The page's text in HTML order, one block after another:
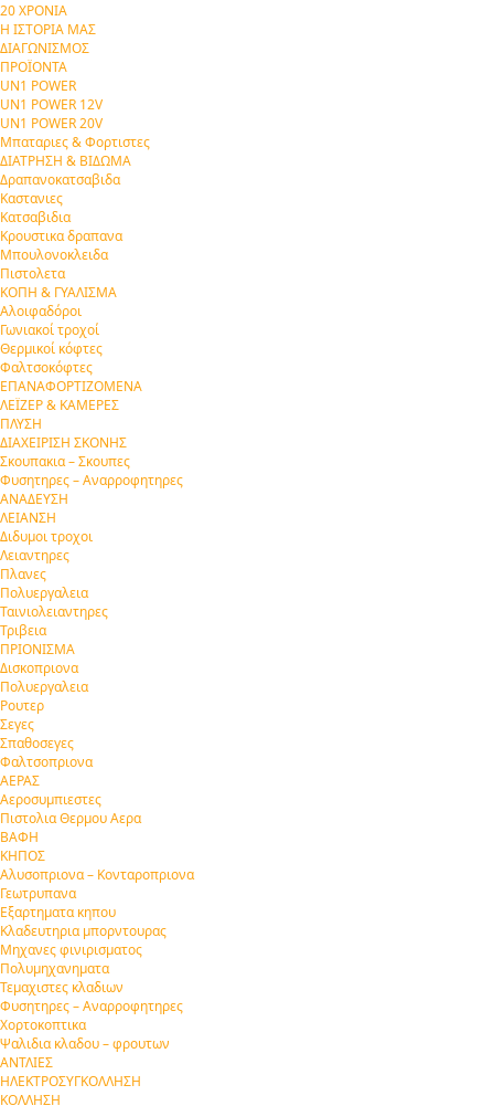
20 ΧΡΟΝΙΑ
Η ΙΣΤΟΡΙΑ ΜΑΣ
ΔΙΑΓΩΝΙΣΜΟΣ
ΠΡΟΪΟΝΤΑ
UN1 POWER
UN1 POWER 12V
UN1 POWER 20V
Μπαταριες & Φορτιστες
ΔΙΑΤΡΗΣΗ & ΒΙΔΩΜΑ
Δραπανοκατσαβιδα
Καστανιες
Κατσαβιδια
Κρουστικα δραπανα
Μπουλονοκλειδα
Πιστολετα
ΚΟΠΗ & ΓΥΑΛΙΣΜΑ
Αλοιφαδόροι
Γωνιακοί τροχοί
Θερμικοί κόφτες
Φαλτσοκόφτες
ΕΠΑΝΑΦΟΡΤΙΖΟΜΕΝΑ
ΛΕΪΖΕΡ & ΚΑΜΕΡΕΣ
ΠΛΥΣΗ
ΔΙΑΧΕΙΡΙΣΗ ΣΚΟΝΗΣ
Σκουπακια – Σκουπες
Φυσητηρες – Αναρροφητηρες
ΑΝΑΔΕΥΣΗ
ΛΕΙΑΝΣΗ
Διδυμοι τροχοι
Λειαντηρες
Πλανες
Πολυεργαλεια
Ταινιολειαντηρες
Τριβεια
ΠΡΙΟΝΙΣΜΑ
Δισκοπριονα
Πολυεργαλεια
Ρουτερ
Σεγες
Σπαθοσεγες
Φαλτσοπριονα
ΑΕΡΑΣ
Αεροσυμπιεστες
Πιστολια Θερμου Αερα
ΒΑΦΗ
ΚΗΠΟΣ
Αλυσοπριονα – Κονταροπριονα
Γεωτρυπανα
Εξαρτηματα κηπου
Κλαδευτηρια μπορντουρας
Μηχανες φινιρισματος
Πολυμηχανηματα
Τεμαχιστες κλαδιων
Φυσητηρες – Αναρροφητηρες
Χορτοκοπτικα
Ψαλιδια κλαδου – φρουτων
ΑΝΤΛΙΕΣ
ΗΛΕΚΤΡΟΣΥΓΚΟΛΛΗΣΗ
ΚΟΛΛΗΣΗ